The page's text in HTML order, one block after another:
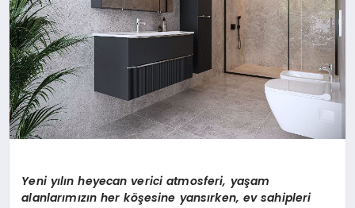
EKONOMI
TEKNOLOJI
Yeni yılın heyecan verici atmosferi, yaşam
alanlarımızın her köşesine yansırken, ev sahipleri